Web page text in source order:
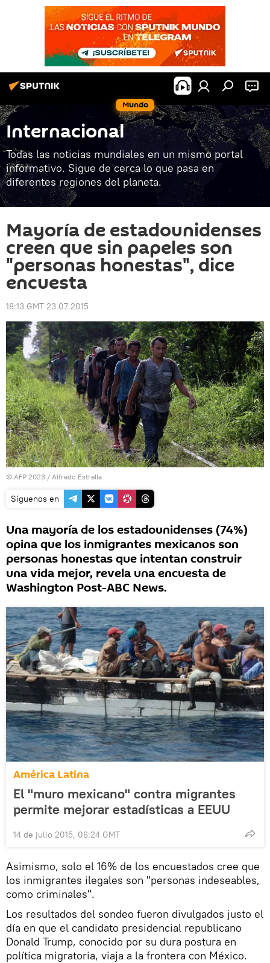
Mundo
Internacional
Todas las noticias mundiales en un mismo portal
informativo. Sigue de cerca lo que pasa en
diferentes regiones del planeta.
Mayoría de estadounidenses
creen que sin papeles son
"personas honestas", dice
encuesta
18:13 GMT 23.07.2015
© AFP 2023 / Alfredo Estrella
Síguenos en
Una mayoría de los estadounidenses (74%)
opina que los inmigrantes mexicanos son
personas honestas que intentan construir
una vida mejor, revela una encuesta de
Washington Post-ABC News.
América Latina
El "muro mexicano" contra migrantes
permite mejorar estadísticas a EEUU
14 de julio 2015, 06:24 GMT
Asimismo, solo el 16% de los encuestados cree que
los inmigrantes ilegales son "personas indeseables,
como criminales".
Los resultados del sondeo fueron divulgados justo el
día en que el candidato presidencial republicano
Donald Trump, conocido por su dura postura en
política migratoria, viaja a la frontera con México.